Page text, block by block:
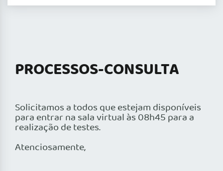
PROCESSOS-CONSULTA
Solicitamos a todos que estejam disponíveis
para entrar na sala virtual às 08h45 para a
realização de testes.
Atenciosamente,